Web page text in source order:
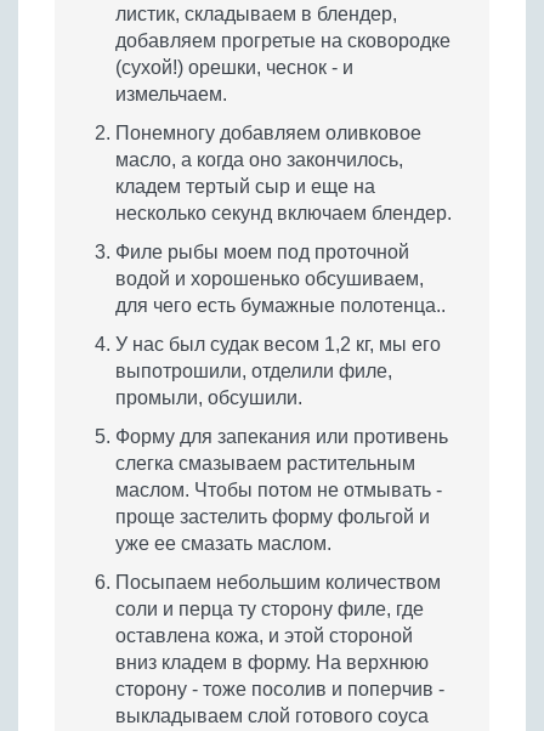
листик, складываем в блендер,
добавляем прогретые на сковородке
(сухой!) орешки, чеснок - и
измельчаем.
Понемногу добавляем оливковое
масло, а когда оно закончилось,
кладем тертый сыр и еще на
несколько секунд включаем блендер.
Филе рыбы моем под проточной
водой и хорошенько обсушиваем,
для чего есть бумажные полотенца..
У нас был судак весом 1,2 кг, мы его
выпотрошили, отделили филе,
промыли, обсушили.
Форму для запекания или противень
слегка смазываем растительным
маслом. Чтобы потом не отмывать -
проще застелить форму фольгой и
уже ее смазать маслом.
Посыпаем небольшим количеством
соли и перца ту сторону филе, где
оставлена кожа, и этой стороной
вниз кладем в форму. На верхнюю
сторону - тоже посолив и поперчив -
выкладываем слой готового соуса